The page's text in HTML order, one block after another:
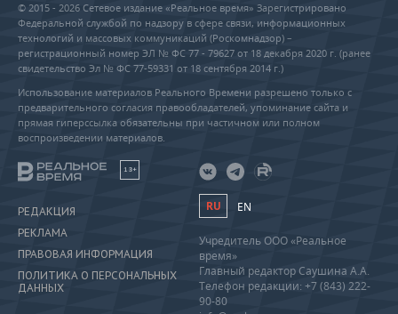
© 2015 - 2026 Сетевое издание «Реальное время» Зарегистрировано
Федеральной службой по надзору в сфере связи, информационных
технологий и массовых коммуникаций (Роскомнадзор) –
регистрационный номер ЭЛ № ФС 77 - 79627 от 18 декабря 2020 г. (ранее
свидетельство Эл № ФС 77-59331 от 18 сентября 2014 г.)
Использование материалов Реального Времени разрешено только с
предварительного согласия правообладателей, упоминание сайта и
прямая гиперссылка обязательны при частичном или полном
воспроизведении материалов.
18+
РЕДАКЦИЯ
РЕКЛАМА
ПРАВОВАЯ ИНФОРМАЦИЯ
ПОЛИТИКА О ПЕРСОНАЛЬНЫХ
ДАННЫХ
RU EN
Учредитель ООО «Реальное
время»
Главный редактор Саушина А.А.
Телефон редакции: +7 (843) 222-
90-80